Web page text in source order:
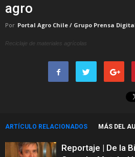
agro
Por Portal Agro Chile / Grupo Prensa
Reciclaje de materiales agrícolas
ARTÍCULO RELACIONADOS MÁS DEL
Reportaje | De la